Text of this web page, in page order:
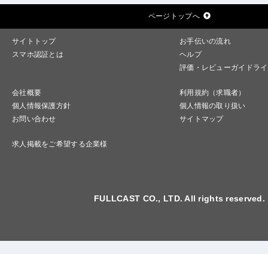
ページトップへ
サイトトップ
お手伝いの流れ
スマホ認証とは
ヘルプ
評価・レビューガイドラ
会社概要
利用規約（求職者）
個人情報保護方針
個人情報の取り扱い
お問い合わせ
サイトマップ
求人掲載をご希望する企業様
FULLCAST CO., LTD. All rights reserved.